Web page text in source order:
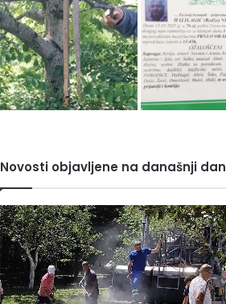
Novosti objavljene na današnji dan